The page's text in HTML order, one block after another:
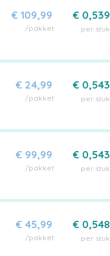
€ 109,99
/pakket
€ 0,539
per stuk
€ 24,99
/pakket
€ 0,543
per stuk
€ 99,99
/pakket
€ 0,543
per stuk
€ 45,99
/pakket
€ 0,548
per stuk